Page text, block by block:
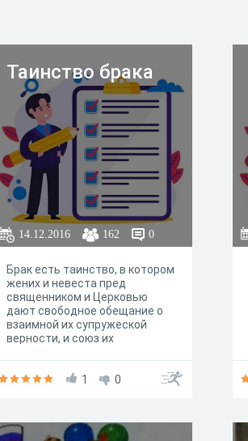
Таинство брака
14.12.2016 162 0
Брак есть таинство, в котором
жених и невеста пред
священником и Церковью
дают свободное обещание о
взаимной их супружеской
верности, и союз их
испрашивается им благодать
христианскому воспитанию
детей (Катехизис).
1 0